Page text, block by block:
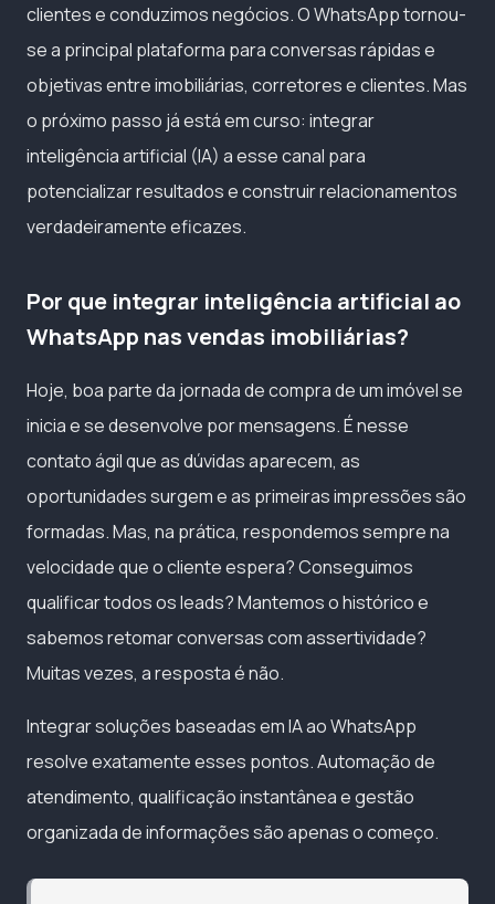
clientes e conduzimos negócios. O WhatsApp tornou-
se a principal plataforma para conversas rápidas e
objetivas entre imobiliárias, corretores e clientes. Mas
o próximo passo já está em curso: integrar
inteligência artificial (IA) a esse canal para
potencializar resultados e construir relacionamentos
verdadeiramente eficazes.
Por que integrar inteligência artificial ao
WhatsApp nas vendas imobiliárias?
Hoje, boa parte da jornada de compra de um imóvel se
inicia e se desenvolve por mensagens. É nesse
contato ágil que as dúvidas aparecem, as
oportunidades surgem e as primeiras impressões são
formadas. Mas, na prática, respondemos sempre na
velocidade que o cliente espera? Conseguimos
qualificar todos os leads? Mantemos o histórico e
sabemos retomar conversas com assertividade?
Muitas vezes, a resposta é não.
Integrar soluções baseadas em IA ao WhatsApp
resolve exatamente esses pontos. Automação de
atendimento, qualificação instantânea e gestão
organizada de informações são apenas o começo.